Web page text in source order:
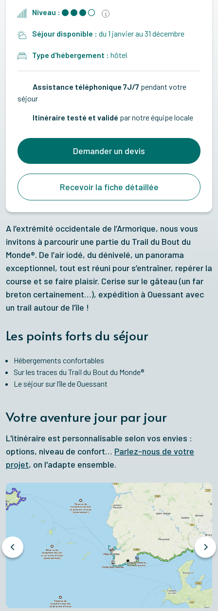
A l’extrémité occidentale de l’Armorique, nous vous
invitons à parcourir une partie du Trail du Bout du
Monde®. De l’air iodé, du dénivelé, un panorama
exceptionnel, tout est réuni pour s’entraîner, repérer la
course et se faire plaisir. Cerise sur le gâteau (un far
breton certainement…), expédition à Ouessant avec
un trail autour de l’île !
Les points forts du séjour
Hébergements confortables
Sur les traces du Trail du Bout du Monde®
Le séjour sur l’île de Ouessant
Votre aventure jour par jour
L'itinéraire est personnalisable selon vos envies :
options, niveau de confort… Parlez-nous de votre
projet, on l'adapte ensemble.
Niveau :
Séjour disponible :du 1 janvier au 31 décembre
Type d'hébergement :hôtel
Assistance téléphonique 7J/7 pendant votre
séjour
Itinéraire testé et validé par notre équipe locale
Demander un devis
Recevoir la fiche détaillée